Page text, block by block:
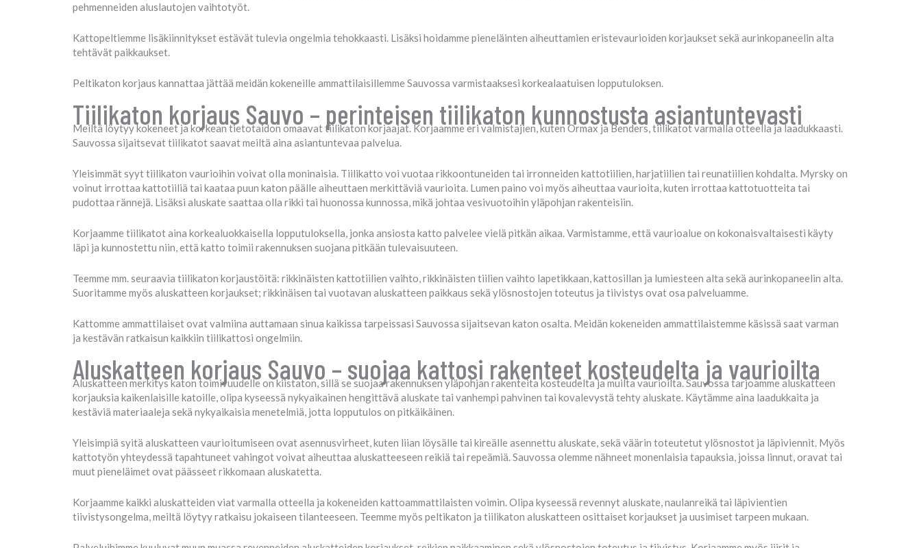
pehmenneiden aluslautojen vaihtotyöt.
Kattopeltiemme lisäkiinnitykset estävät tulevia ongelmia tehokkaasti. Lisäksi hoidamme pieneläinten aiheuttamien eristevaurioiden korjaukset sekä aurinkopaneelin alta
tehtävät paikkaukset.
Peltikaton korjaus kannattaa jättää meidän kokeneille ammattilaisillemme Sauvossa varmistaaksesi korkealaatuisen lopputuloksen.
Tiilikaton korjaus Sauvo – perinteisen tiilikaton kunnostusta asiantuntevasti
Meiltä löytyy kokeneet ja korkean tietotaidon omaavat tiilikaton korjaajat. Korjaamme eri valmistajien, kuten Ormax ja Benders, tiilikatot varmalla otteella ja laadukkaasti.
Sauvossa sijaitsevat tiilikatot saavat meiltä aina asiantuntevaa palvelua.
Yleisimmät syyt tiilikaton vaurioihin voivat olla moninaisia. Tiilikatto voi vuotaa rikkoontuneiden tai irronneiden kattotiilien, harjatiilien tai reunatiilien kohdalta. Myrsky on
voinut irrottaa kattotiiliä tai kaataa puun katon päälle aiheuttaen merkittäviä vaurioita. Lumen paino voi myös aiheuttaa vaurioita, kuten irrottaa kattotuotteita tai
pudottaa rännejä. Lisäksi aluskate saattaa olla rikki tai huonossa kunnossa, mikä johtaa vesivuotoihin yläpohjan rakenteisiin.
Korjaamme tiilikatot aina korkealuokkaisella lopputuloksella, jonka ansiosta katto palvelee vielä pitkän aikaa. Varmistamme, että vaurioalue on kokonaisvaltaisesti käyty
läpi ja kunnostettu niin, että katto toimii rakennuksen suojana pitkään tulevaisuuteen.
Teemme mm. seuraavia tiilikaton korjaustöitä: rikkinäisten kattotiilien vaihto, rikkinäisten tiilien vaihto lapetikkaan, kattosillan ja lumiesteen alta sekä aurinkopaneelin alta.
Suoritamme myös aluskatteen korjaukset; rikkinäisen tai vuotavan aluskatteen paikkaus sekä ylösnostojen toteutus ja tiivistys ovat osa palveluamme.
Kattomme ammattilaiset ovat valmiina auttamaan sinua kaikissa tarpeissasi Sauvossa sijaitsevan katon osalta. Meidän kokeneiden ammattilaistemme käsissä saat varman
ja kestävän ratkaisun kaikkiin tiilikattosi ongelmiin.
Aluskatteen korjaus Sauvo – suojaa kattosi rakenteet kosteudelta ja vaurioilta
Aluskatteen merkitys katon toimivuudelle on kiistaton, sillä se suojaa rakennuksen yläpohjan rakenteita kosteudelta ja muilta vaurioilta. Sauvossa tarjoamme aluskatteen
korjauksia kaikenlaisille katoille, olipa kyseessä nykyaikainen hengittävä aluskate tai vanhempi pahvinen tai kovalevystä tehty aluskate. Käytämme aina laadukkaita ja
kestäviä materiaaleja sekä nykyaikaisia menetelmiä, jotta lopputulos on pitkäikäinen.
Yleisimpiä syitä aluskatteen vaurioitumiseen ovat asennusvirheet, kuten liian löysälle tai kireälle asennettu aluskate, sekä väärin toteutetut ylösnostot ja läpiviennit. Myös
kattotyön yhteydessä tapahtuneet vahingot voivat aiheuttaa aluskatteeseen reikiä tai repeämiä. Sauvossa olemme nähneet monenlaisia tapauksia, joissa linnut, oravat tai
muut pieneläimet ovat päässeet rikkomaan aluskatetta.
Korjaamme kaikki aluskatteiden viat varmalla otteella ja kokeneiden kattoammattilaisten voimin. Olipa kyseessä revennyt aluskate, naulanreikä tai läpivientien
tiivistysongelma, meiltä löytyy ratkaisu jokaiseen tilanteeseen. Teemme myös peltikaton ja tiilikaton aluskatteen osittaiset korjaukset ja uusimiset tarpeen mukaan.